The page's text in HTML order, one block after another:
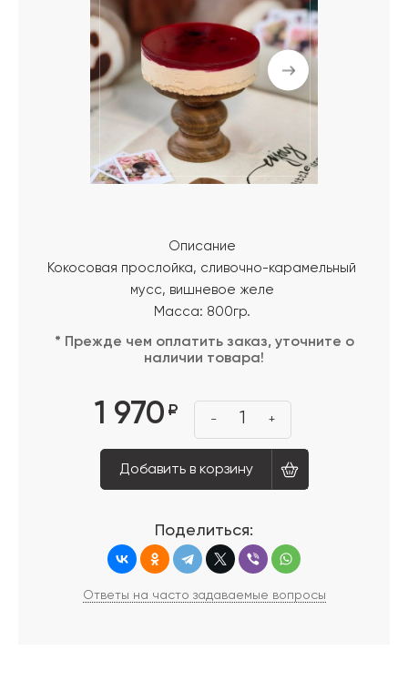
Описание
Кокосовая прослойка, сливочно-карамельный
мусс, вишневое желе
Масса: 800гр.
* Прежде чем оплатить заказ, уточните о
наличии товара!
1 970 ₽
- 1 +
Добавить в корзину
Поделиться:
Ответы на часто задаваемые вопросы